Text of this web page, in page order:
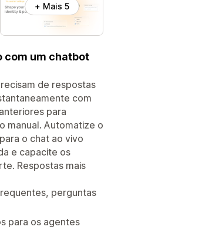
+ Mais 5
com um chatbot
de respostas
com
para
manual. Automatize o
o chat ao vivo
e capacite os
Respostas mais
perguntas
para os agentes